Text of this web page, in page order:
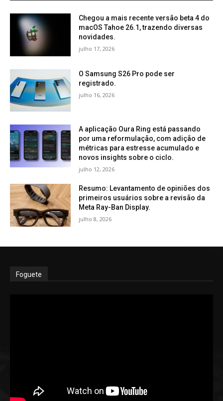
Chegou a mais recente versão beta 4 do
macOS Tahoe 26.1, trazendo diversas
novidades.
julho 17, 2026
O Samsung S26 Pro pode ser
registrado.
julho 16, 2026
A aplicação Oura Ring está passando
por uma reformulação, com adição de
métricas para estresse acumulado e
novos insights sobre o ciclo.
julho 12, 2026
Resumo: Levantamento de opiniões dos
primeiros usuários sobre a revisão da
Meta Ray-Ban Display.
julho 8, 2026
Foguete